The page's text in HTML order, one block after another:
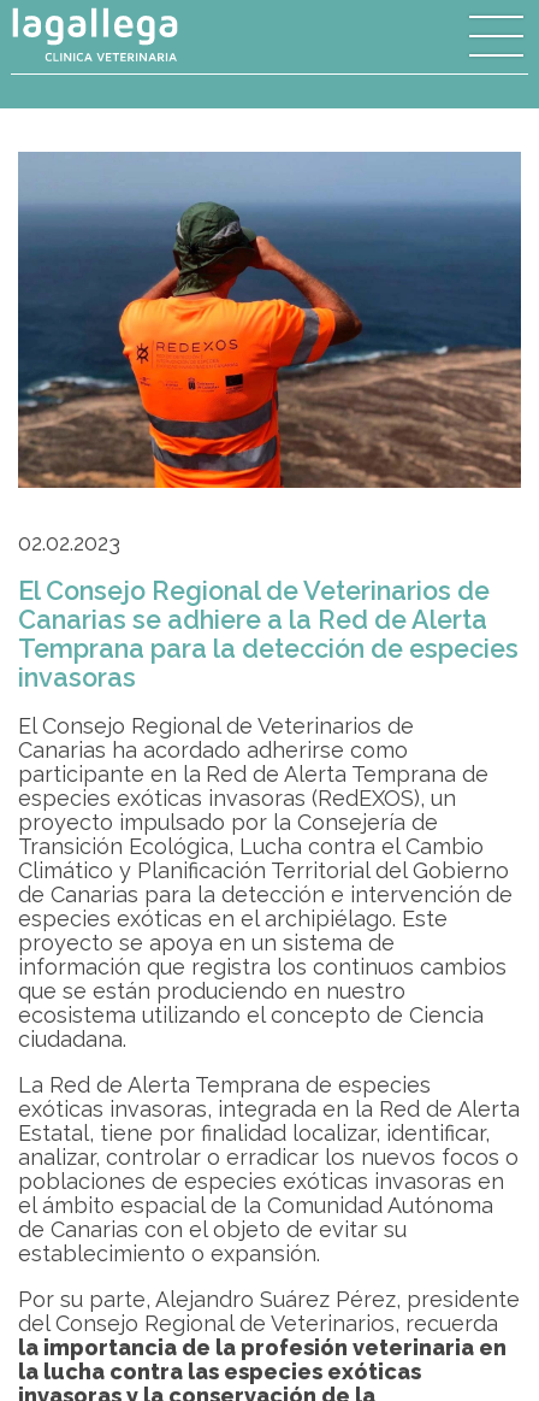
02.02.2023
El Consejo Regional de Veterinarios de
Canarias se adhiere a la Red de Alerta
Temprana para la detección de especies
invasoras
El Consejo Regional de Veterinarios de
Canarias ha acordado adherirse como
participante en la Red de Alerta Temprana de
especies exóticas invasoras (RedEXOS), un
proyecto impulsado por la Consejería de
Transición Ecológica, Lucha contra el Cambio
Climático y Planificación Territorial del Gobierno
de Canarias para la detección e intervención de
especies exóticas en el archipiélago. Este
proyecto se apoya en un sistema de
información que registra los continuos cambios
que se están produciendo en nuestro
ecosistema utilizando el concepto de Ciencia
ciudadana.
La Red de Alerta Temprana de especies
exóticas invasoras, integrada en la Red de Alerta
Estatal, tiene por finalidad localizar, identificar,
analizar, controlar o erradicar los nuevos focos o
poblaciones de especies exóticas invasoras en
el ámbito espacial de la Comunidad Autónoma
de Canarias con el objeto de evitar su
establecimiento o expansión.
Por su parte, Alejandro Suárez Pérez, presidente
del Consejo Regional de Veterinarios, recuerda
la importancia de la profesión veterinaria en
la lucha contra las especies exóticas
invasoras y la conservación de la